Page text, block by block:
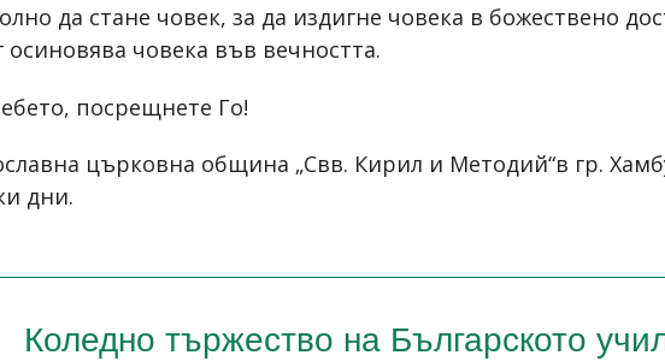
да стане човек, за да издигне човека в божествено
човека във вечността.
посрещнете Го!
църковна община „Свв. Кирил и Методий“в гр.
дни.
Коледно тържество на Българското